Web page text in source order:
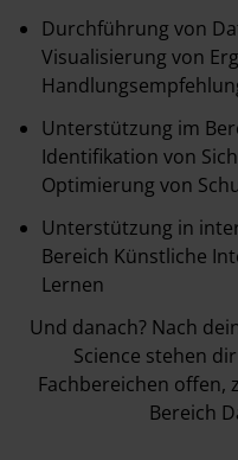
Durchführung von
Visualisierung von
Unterstützung im
Identifikation von
Optimierung von
Unterstützung in
Bereich Künstliche
Lernen
Und danach? Nach
Science stehen
Fachbereichen offen,
Bereich